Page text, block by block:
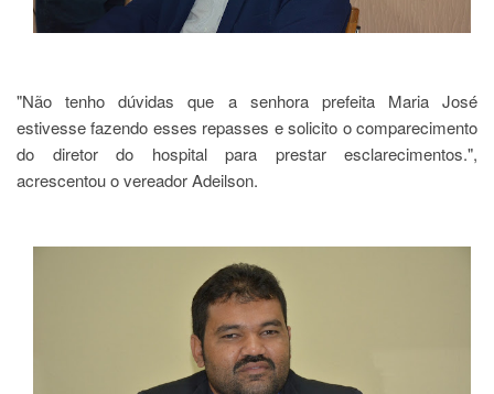
"Não tenho dúvidas que a senhora prefeita Maria José
estivesse fazendo esses repasses e solicito o comparecimento
do diretor do hospital para prestar esclarecimentos.",
acrescentou o vereador Adeilson.